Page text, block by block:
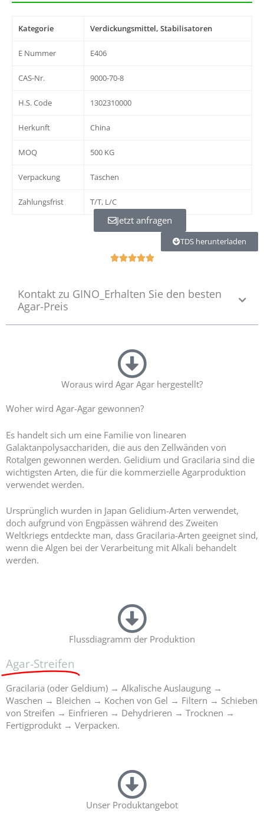
Kategorie Verdickungsmittel, Stabilisatoren
E Nummer E406
CAS-Nr. 9000-70-8
H.S. Code 1302310000
Herkunft China
MOQ 500 KG
Verpackung Taschen
Zahlungsfrist T/T, L/C
Jetzt anfragen
TDS herunterladen
5
ü
e
ğ
Kontakt zu GINO_Erhalten Sie den besten
Agar-Preis
Woraus wird Agar Agar hergestellt?
Woher wird Agar-Agar gewonnen?
Es handelt sich um eine Familie von linearen
Galaktanpolysacchariden, die aus den Zellwänden von
Rotalgen gewonnen werden. Gelidium und Gracilaria sind die
wichtigsten Arten, die für die kommerzielle Agarproduktion
verwendet werden.
Ursprünglich wurden in Japan Gelidium-Arten verwendet,
doch aufgrund von Engpässen während des Zweiten
Weltkriegs entdeckte man, dass Gracilaria-Arten geeignet sind,
wenn die Algen bei der Verarbeitung mit Alkali behandelt
werden.
Flussdiagramm der Produktion
Agar-Streifen
Gracilaria (oder Geldium) → Alkalische Auslaugung →
Waschen → Bleichen → Kochen von Gel → Filtern → Schieben
von Streifen → Einfrieren → Dehydrieren → Trocknen →
Fertigprodukt → Verpacken.
Unser Produktangebot